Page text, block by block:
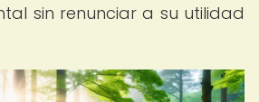
sin renunciar a su utilidad